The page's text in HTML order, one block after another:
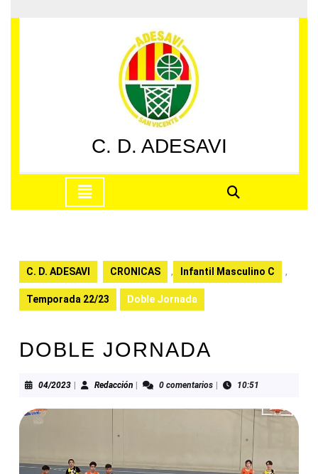
al
C. D. ADESAVI
apertura
C. D. ADESAVI CRONICAS , Infantil Masculino C ,
Temporada 22/23 Doble Jornada
DOBLE JORNADA
04/202304/2023RedacciónRedacción0 comentarios 10:51